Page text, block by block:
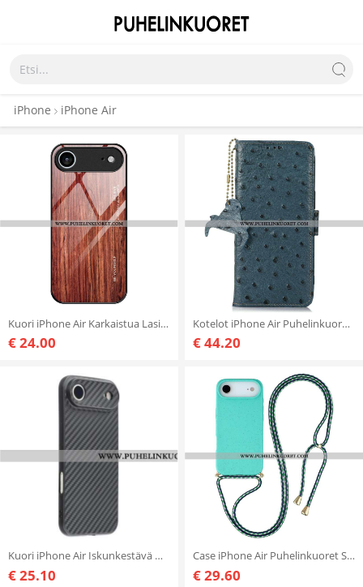
iPhone iPhone Air
Kuori iPhone Air Karkaistua Lasia Puukuvio
€ 24.00
Kotelot iPhone Air Puhelinkuoret Rfid-suojattu Strutsikuvio
€ 44.20
Kuori iPhone Air Iskunkestävä Hiilikuitupintainen Teline Suojakuori
€ 25.10
Case iPhone Air Puhelinkuoret Silikoninauhalla Ja Vehnäoljella
€ 29.60